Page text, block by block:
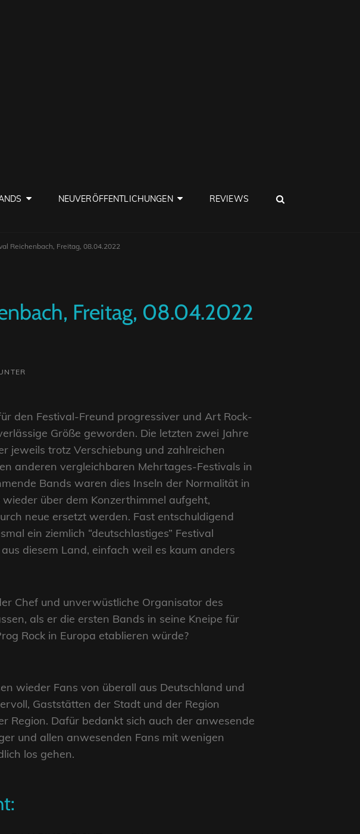
NEUVERÖFFENTLICHUNGEN REVIEWS
Reichenbach, Freitag, 08.04.2022
Freitag, 08.04.2022
den Festival-Freund progressiver und Art Rock-
Größe geworden. Die letzten zwei Jahre
jeweils trotz Verschiebung und zahlreichen
anderen vergleichbaren Mehrtages-Festivals in
Bands waren dies Inseln der Normalität in
über dem Konzerthimmel aufgeht,
neue ersetzt werden. Fast entschuldigend
ein ziemlich “deutschlastiges” Festival
diesem Land, einfach weil es kaum anders
Chef und unverwüstliche Organisator des
als er die ersten Bands in seine Kneipe für
Rock in Europa etablieren würde?
wieder Fans von überall aus Deutschland und
Gaststätten der Stadt und der Region
Region. Dafür bedankt sich auch der anwesende
und allen anwesenden Fans mit wenigen
los gehen.